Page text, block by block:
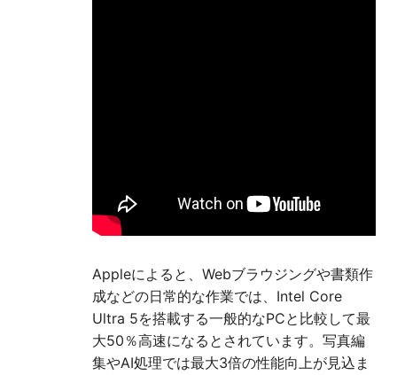
Appleによると、Webブラウジングや書類作
成などの日常的な作業では、Intel Core
Ultra 5を搭載する一般的なPCと比較して最
大50％高速になるとされています。写真編
集やAI処理では最大3倍の性能向上が見込ま